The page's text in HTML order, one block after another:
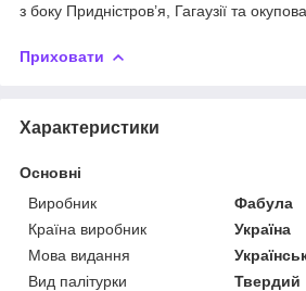
з боку Придністров’я, Гагаузії та
Приховати
Характеристики
Основні
Виробник
Фабула
Країна виробник
Україна
Мова видання
Вид палітурки
Твердий